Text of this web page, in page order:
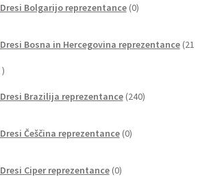
Dresi Bolgarijo reprezentance 0izdelkov
Dresi Bosna in Hercegovina reprezentance 21
21
Dresi Brazilija reprezentance 240izdelkov
Dresi Češčina reprezentance 0izdelkov
Dresi Ciper reprezentance 0izdelkov